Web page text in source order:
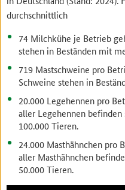
durchschnittlich
74 Milchkühe je Betrieb
stehen in Beständen mit
719 Mastschweine pro
Schweine stehen in
20.000 Legehennen pro
aller Legehennen
100.000 Tieren.
24.000 Masthähnchen pro
aller Masthähnchen
50.000 Tieren.